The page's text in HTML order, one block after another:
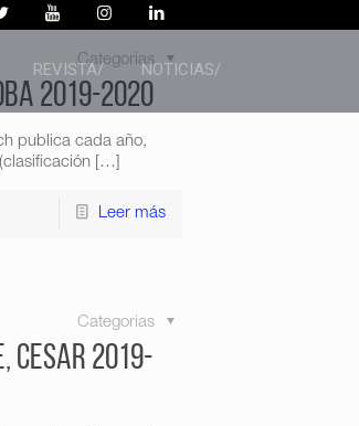
REVISTA/ NOTICIAS/
Categorias
2019-2020
publica cada año,
[…]
Leer más
Categorias
Cesar 2019-